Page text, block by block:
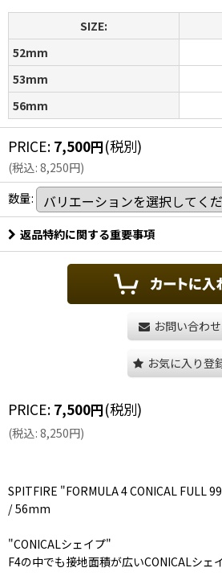
SIZE:
52mm
53mm
56mm
PRICE: 7,500円(税別)
(税込: 8,250円)
数量:
返品特約に関する重要事項
お問い合わせ
お気に入り登
PRICE: 7,500円(税別)
(税込: 8,250円)
SPITFIRE "FORMULA 4 CONICAL FULL
/ 56mm
"CONICALシェイプ"
F4の中でも接地面積が広いCONICALシェ